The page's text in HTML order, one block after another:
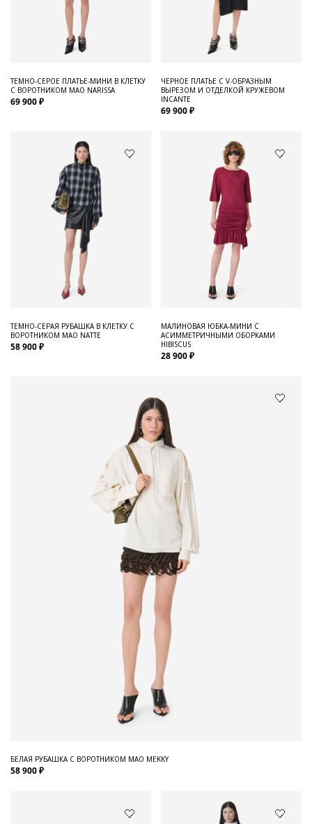
ТЕМНО-СЕРОЕ ПЛАТЬЕ-МИНИ В КЛЕТКУ
С ВОРОТНИКОМ МАО NARISSA
69 900 ₽
ЧЕРНОЕ ПЛАТЬЕ С V-ОБРАЗНЫМ
ВЫРЕЗОМ И ОТДЕЛКОЙ КРУЖЕВОМ
INCANTE
69 900 ₽
ТЕМНО-СЕРАЯ РУБАШКА В КЛЕТКУ С
ВОРОТНИКОМ МАО NATTE
58 900 ₽
МАЛИНОВАЯ ЮБКА-МИНИ С
АСИММЕТРИЧНЫМИ ОБОРКАМИ
HIBISCUS
28 900 ₽
БЕЛАЯ РУБАШКА С ВОРОТНИКОМ МАО MEKKY
58 900 ₽